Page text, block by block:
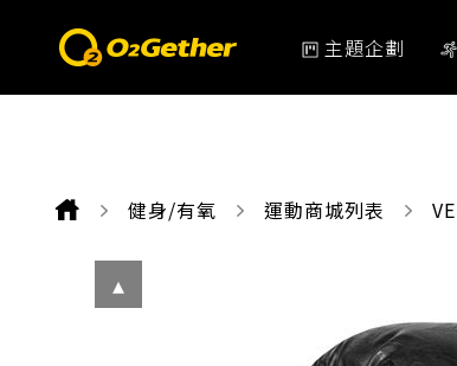
主題企劃
健身/有氧 運動商城列表